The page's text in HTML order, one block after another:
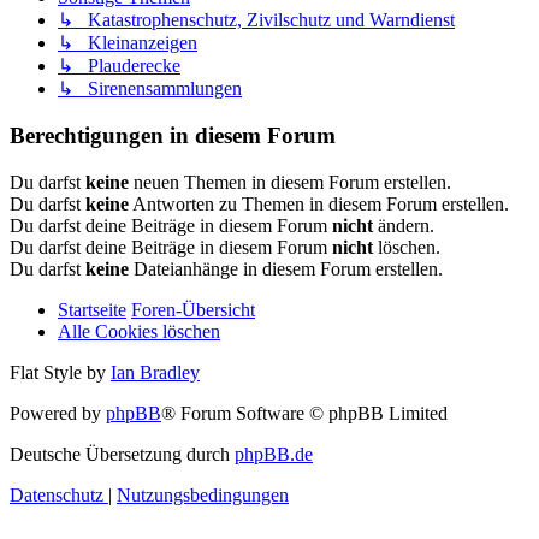
↳ Katastrophenschutz, Zivilschutz und Warndienst
↳ Kleinanzeigen
↳ Plauderecke
↳ Sirenensammlungen
Berechtigungen in diesem Forum
Du darfst keine neuen Themen in diesem Forum erstellen.
Du darfst keine Antworten zu Themen in diesem Forum erstellen.
Du darfst deine Beiträge in diesem Forum nicht ändern.
Du darfst deine Beiträge in diesem Forum nicht löschen.
Du darfst keine Dateianhänge in diesem Forum erstellen.
Startseite Foren-Übersicht
Alle Cookies löschen
Flat Style by Ian Bradley
Powered by phpBB® Forum Software © phpBB Limited
Deutsche Übersetzung durch phpBB.de
Datenschutz | Nutzungsbedingungen